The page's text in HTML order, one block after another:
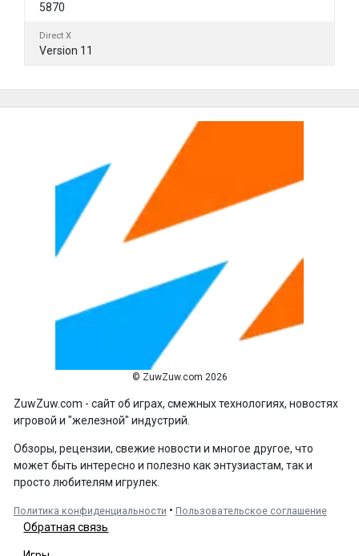
5870
Direct X
Version 11
© ZuwZuw.com 2026
ZuwZuw.com - сайт об играх, смежных технологиях, новостях
игровой и "железной" индустрий.
Обзоры, рецензии, свежие новости и многое другое, что
может быть интересно и полезно как энтузиастам, так и
просто любителям игрулек.
Политика конфиденциальности • Пользовательское соглашение
Обратная связь